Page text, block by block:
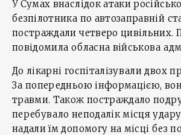
У Сумах внаслідок атаки
безпілотника по автозаправній
постраждали четверо цивільних.
повідомила обласна військова
До лікарні госпіталізували двох
За попередньою інформацією,
травми. Також постраждало
перебувало неподалік місця
надали їм допомогу на місці без